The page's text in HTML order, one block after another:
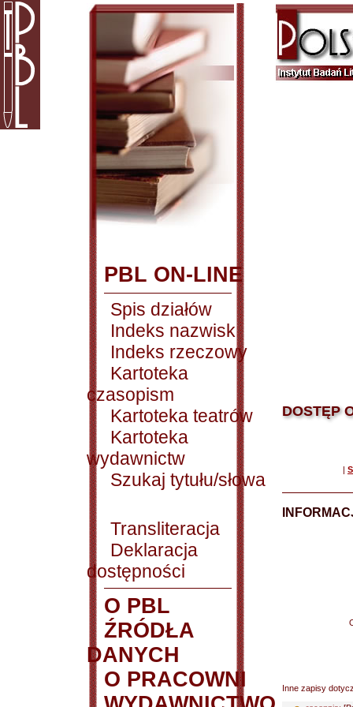
PBL ON-LINE
Spis działów
Indeks nazwisk
Indeks rzeczowy
Kartoteka
czasopism
Kartoteka teatrów
Kartoteka
wydawnictw
Szukaj tytułu/słowa
Transliteracja
Deklaracja
dostępności
O PBL
ŹRÓDŁA
DANYCH
O PRACOWNI
DOSTĘP
|
Inne zapisy